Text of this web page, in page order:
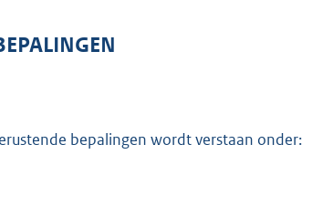
bepalingen wordt verstaan onder: